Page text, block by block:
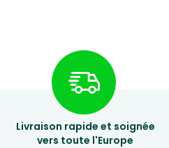
Livraison rapide et soignée
vers toute l'Europe